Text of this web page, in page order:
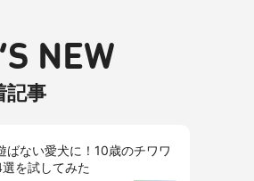
NEW
記事
ばない愛犬に！10歳のチワワ
を試してみた